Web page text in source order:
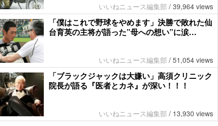
いいねニュース編集部 / 39,964 views
「僕はこれで野球をやめます」決勝で敗れた仙
台育英の主将が語った”母への想い”に涙…
いいねニュース編集部 / 51,054 views
「ブラックジャックは大嫌い」高須クリニック
院長が語る『医者とカネ』が深い！！！
いいねニュース編集部 / 13,930 views